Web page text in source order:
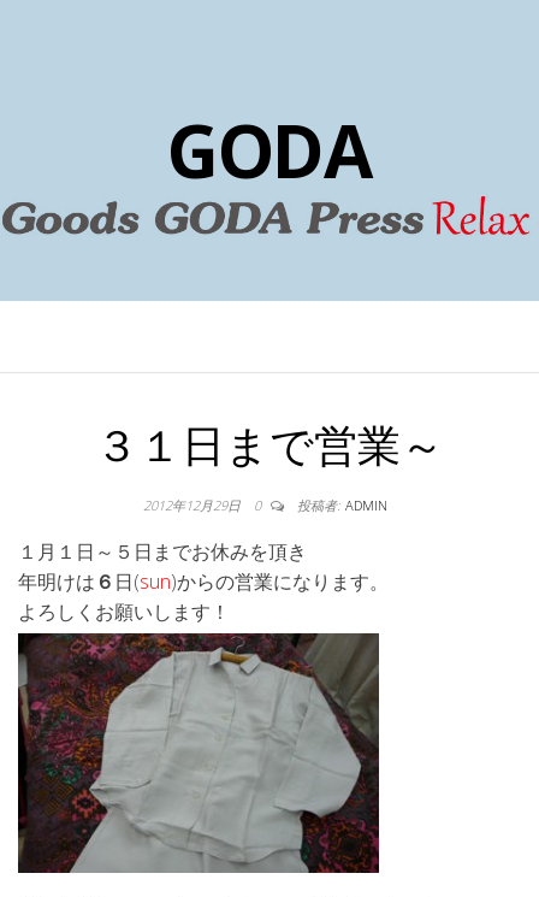
GODA
３１日まで営業～
2012年12月29日 0 投稿者: ADMIN
１月１日～５日までお休みを頂き
年明けは ６ 日(sun)からの営業になります。
よろしくお願いします！